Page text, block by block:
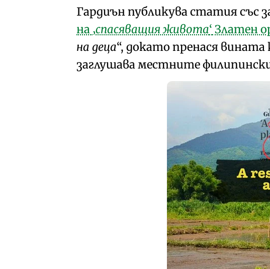
Гардиън публикува статия със
на спасяващия живота Златен
на деца , докато пренася
заглушаваместните